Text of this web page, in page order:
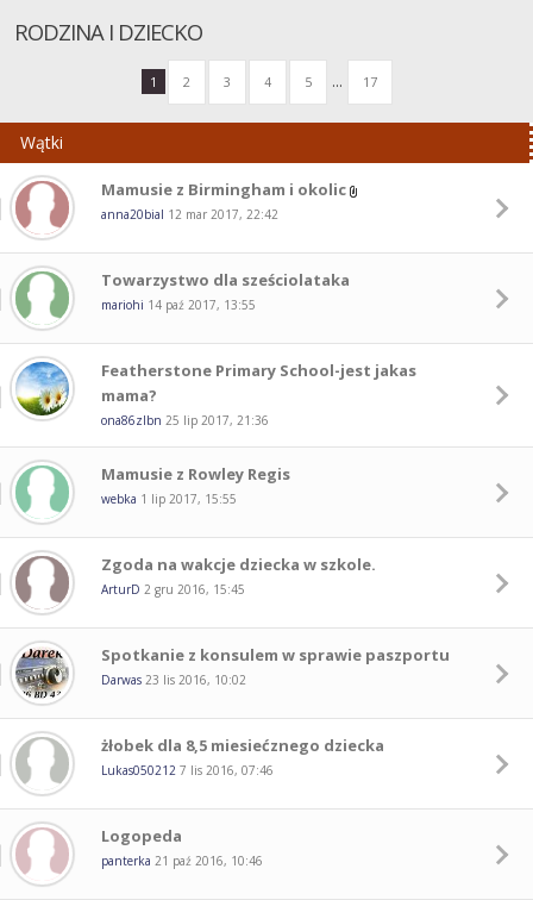
RODZINA I DZIECKO
1 2 3 4 5 ... 17
Wątki
Mamusie z Birmingham i okolic
anna20bial 12 mar 2017, 22:42
Towarzystwo dla sześciolataka
mariohi 14 paź 2017, 13:55
Featherstone Primary School-jest jakas
mama?
ona86zlbn 25 lip 2017, 21:36
Mamusie z Rowley Regis
webka 1 lip 2017, 15:55
Zgoda na wakcje dziecka w szkole.
ArturD 2 gru 2016, 15:45
Spotkanie z konsulem w sprawie paszportu
Darwas 23 lis 2016, 10:02
żłobek dla 8,5 miesiećznego dziecka
Lukas050212 7 lis 2016, 07:46
Logopeda
panterka 21 paź 2016, 10:46